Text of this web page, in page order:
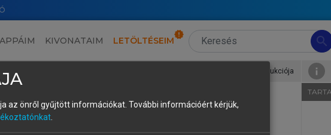
search
KIVONATAIM LETÖLTÉSEIM
1.2.5.1. Explozívák produkciója
az önről gyűjtött információkat. További információért kérjük,
.